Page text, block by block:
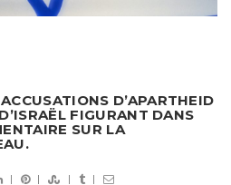
D’APARTHEID
FIGURANT DANS
SUR LA